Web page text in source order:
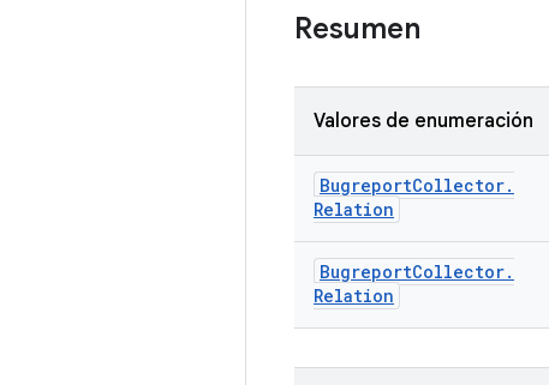
Resumen
Valores de enumeración
BugreportCollector.
Relation
BugreportCollector.
Relation